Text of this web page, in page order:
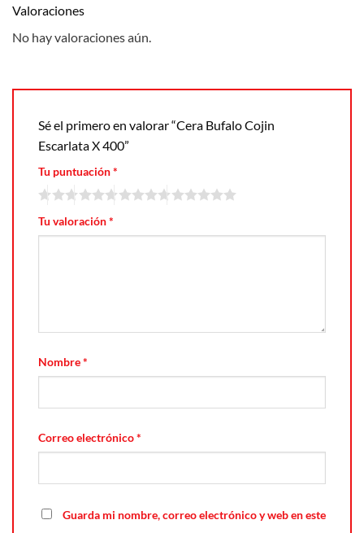
Valoraciones
No hay valoraciones aún.
Sé el primero en valorar “Cera Bufalo Cojin
Escarlata X 400”
Tu puntuación*
Tu valoración*
Nombre*
Correo electrónico*
Guarda mi nombre, correo electrónico y web en este